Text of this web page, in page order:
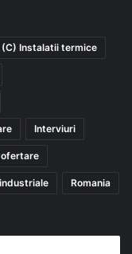
(C) Instalatii termice
Interviuri
Romania